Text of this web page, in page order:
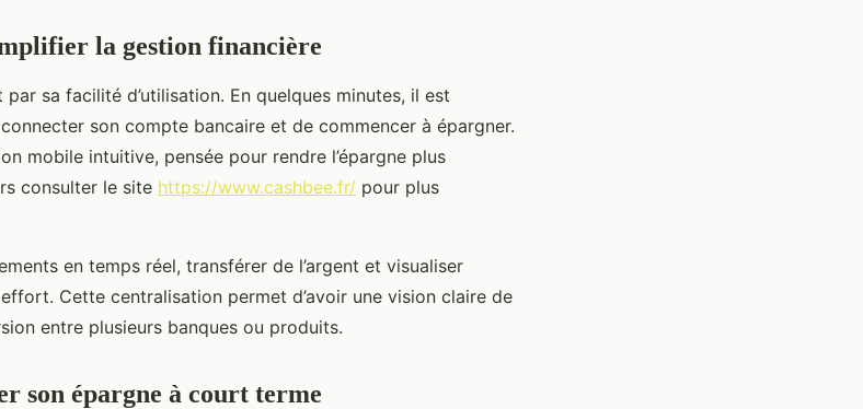
la gestion financière
sa facilité d’utilisation. En quelques minutes, il est
son compte bancaire et de commencer à épargner.
mobile intuitive, pensée pour rendre l’épargne plus
consulter le site https://www.cashbee.fr/ pour plus
en temps réel, transférer de l’argent et visualiser
Cette centralisation permet d’avoir une vision claire de
entre plusieurs banques ou produits.
son épargne à court terme